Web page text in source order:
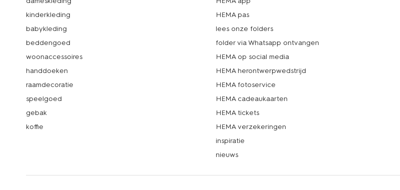
kinderkleding
babykleding
beddengoed
woonaccessoires
handdoeken
raamdecoratie
speelgoed
gebak
koffie
HEMA pas
lees onze folders
folder via Whatsapp ontvangen
HEMA op social media
HEMA herontwerpwedstrijd
HEMA fotoservice
HEMA cadeaukaarten
HEMA tickets
HEMA verzekeringen
inspiratie
nieuws